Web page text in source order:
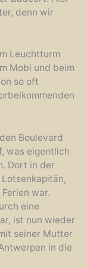
denn wir
Leuchtturm
Mobi und beim
so oft
Boulevard
was eigentlich
Dort in der
war.
eine
ist nun wieder
seiner Mutter
in die